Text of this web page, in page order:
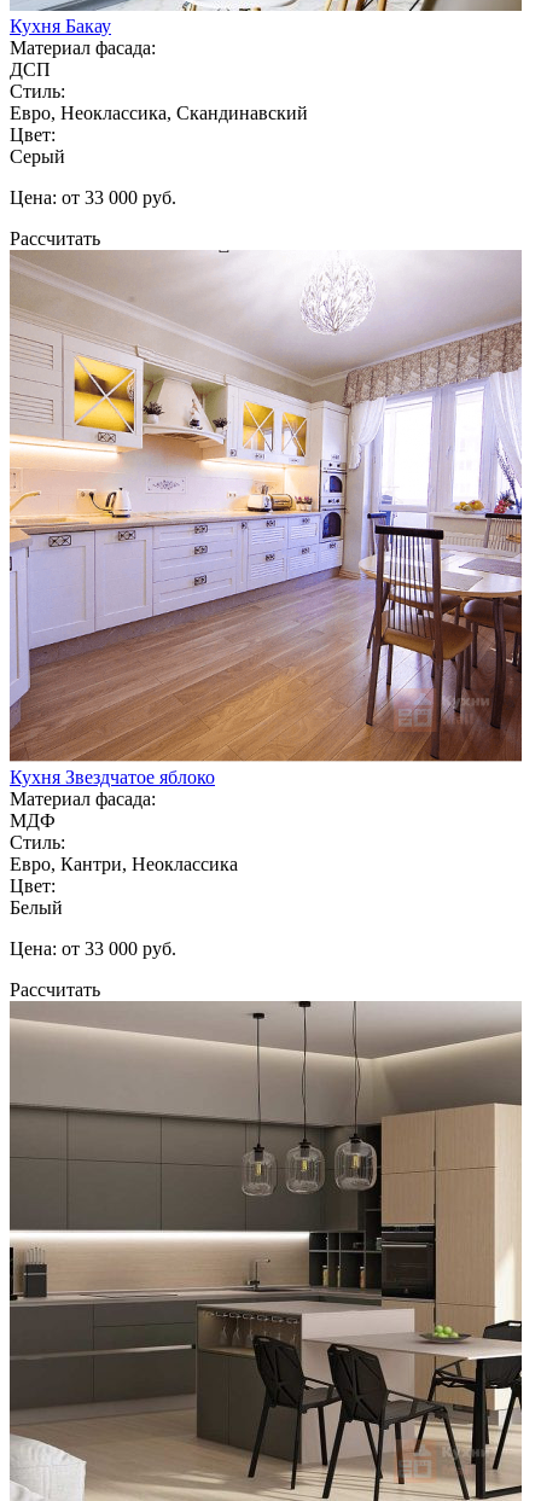
Кухня Бакау
Материал фасада:
ДСП
Стиль:
Евро, Неоклассика, Скандинавский
Цвет:
Серый
Цена: от 33 000 руб.
Рассчитать
Кухня Звездчатое яблоко
Материал фасада:
МДФ
Стиль:
Евро, Кантри, Неоклассика
Цвет:
Белый
Цена: от 33 000 руб.
Рассчитать